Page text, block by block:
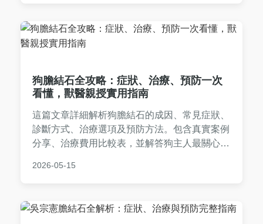
狗膽結石全攻略：症狀、治療、預防一次
看懂，獸醫親授實用指南
這篇文章詳細解析狗膽結石的成因、常見症狀、
診斷方式、治療選項及預防方法。包含真實案例
分享、治療費用比較表，並解答狗主人最關心的
狗，避免併發症。內容由資深寵物飼主經驗分
2026-05-15